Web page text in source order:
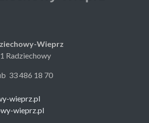
Wieprz
Radziechowy
33 486 18 70
wieprz.pl
wieprz.pl